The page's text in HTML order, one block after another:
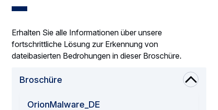
Erhalten Sie alle Informationen über unsere
fortschrittliche Lösung zur Erkennung von
dateibasierten Bedrohungen in dieser Broschüre.
Broschüre
OrionMalware_DE